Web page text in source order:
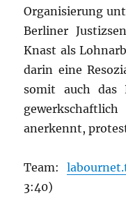
Organisierung
Berliner
Knast als
darin eine
somit auch das
anerkennt,
Team:
3:40)